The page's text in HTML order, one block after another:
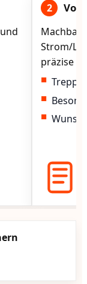
2
Strom/
präzise